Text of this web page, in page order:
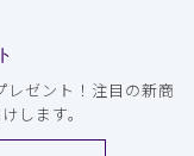
ゼント！注目の新商
します。